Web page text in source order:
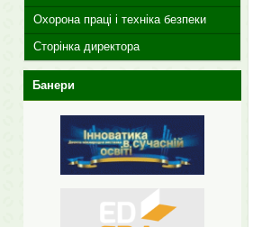
Охорона праці і техніка безпеки
Сторінка директора
Банери